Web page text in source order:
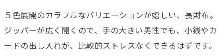
５色展開のカラフルなバリエーションが嬉しい、長財布。
ジッパーが広く開くので、手の大きい男性でも、小銭やカ
ードの出し入れが、比較的ストレスなくできるはずです。